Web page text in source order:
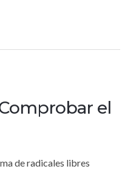
el
de radicales libres